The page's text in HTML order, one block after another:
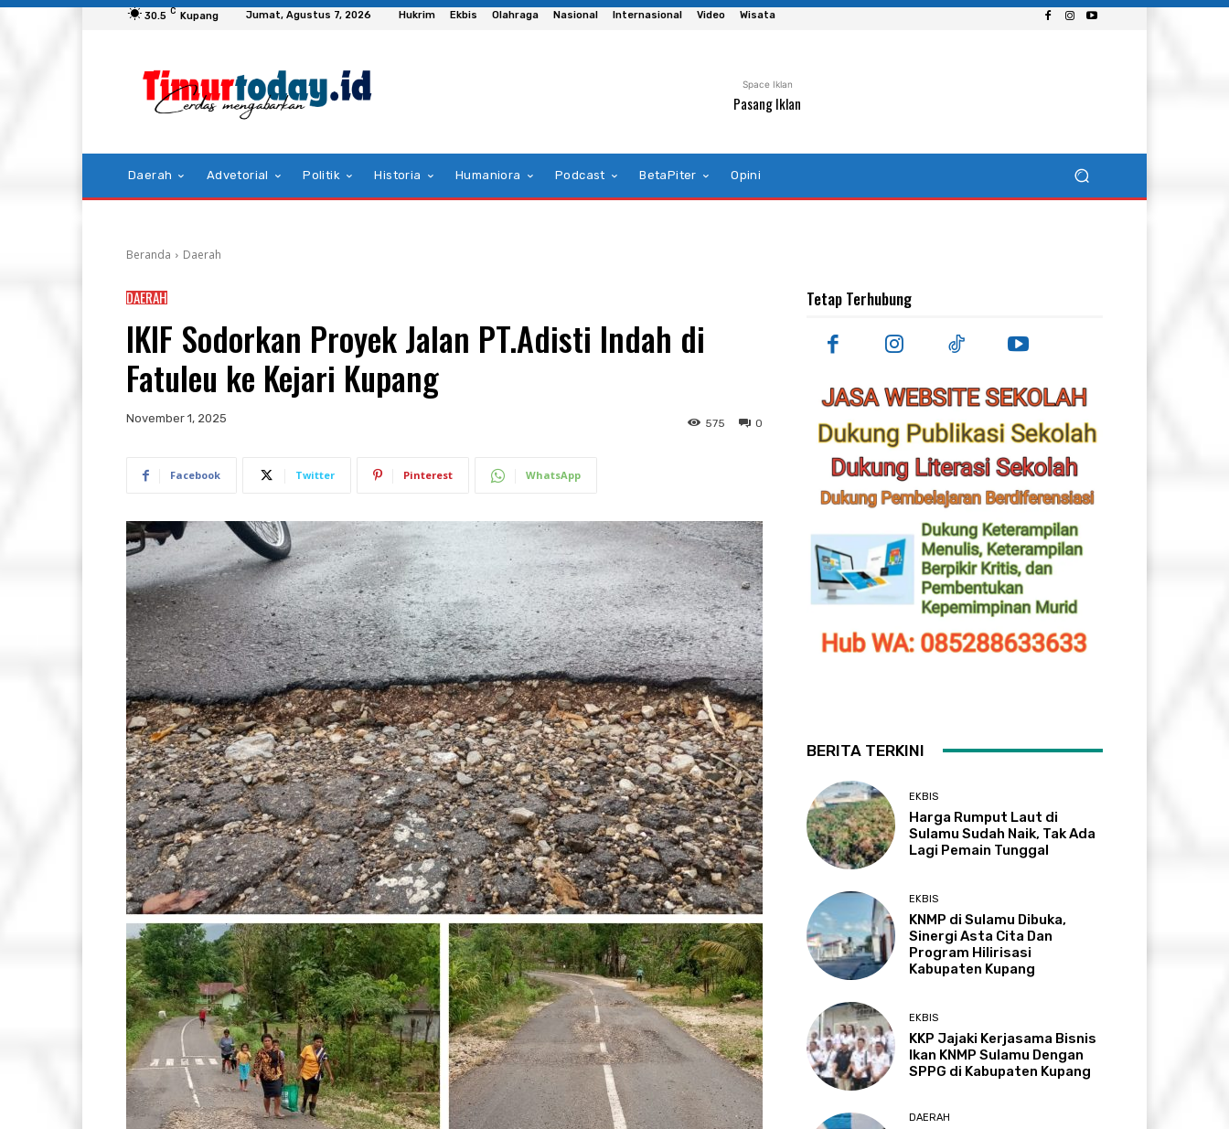
30.5 C Kupang Jumat, Agustus 7, 2026 Hukrim Ekbis Olahraga Nasional Internasional Video Wisata
Space Iklan
Pasang Iklan
Daerah Advetorial Politik Historia Humaniora Podcast BetaPiter Opini
Beranda Daerah
DAERAH
IKIF Sodorkan Proyek Jalan PT.Adisti Indah di
Fatuleu ke Kejari Kupang
November 1, 2025 0
575
Facebook Twitter Pinterest WhatsApp
Tetap Terhubung
BERITA TERKINI
EKBIS
Harga Rumput Laut di
Sulamu Sudah Naik, Tak Ada
Lagi Pemain Tunggal
EKBIS
KNMP di Sulamu Dibuka,
Sinergi Asta Cita Dan
Program Hilirisasi
Kabupaten Kupang
EKBIS
KKP Jajaki Kerjasama Bisnis
Ikan KNMP Sulamu Dengan
SPPG di Kabupaten Kupang
DAERAH